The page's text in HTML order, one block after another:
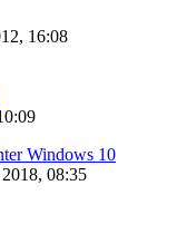
16:08
Windows 10
08:35